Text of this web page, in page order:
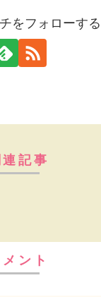
をフォローする
連記事
ント